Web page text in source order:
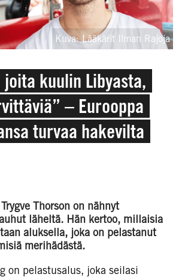
Kuva: Lääkärit Ilman Rajoja
joita kuulin Libyasta,
– Eurooppa
turvaa hakevilta
Thorson on nähnyt
läheltä. Hän kertoo, millaisia
aluksella, joka on pelastanut
merihädästä.
on pelastusalus, joka seilasi